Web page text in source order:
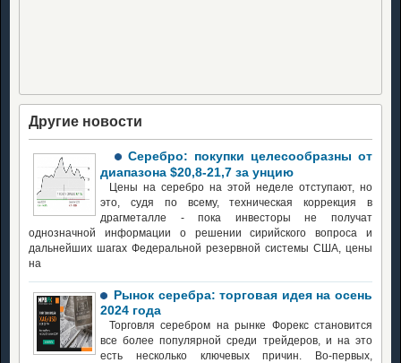
Другие новости
Серебро: покупки целесообразны от
диапазона $20,8-21,7 за унцию
Цены на серебро на этой неделе отступают, но
это, судя по всему, техническая коррекция в
драгметалле - пока инвесторы не получат
однозначной информации о решении сирийского вопроса и
дальнейших шагах Федеральной резервной системы США, цены
на
Рынок серебра: торговая идея на осень
2024 года
Торговля серебром на рынке Форекс становится
все более популярной среди трейдеров, и на это
есть несколько ключевых причин. Во-первых,